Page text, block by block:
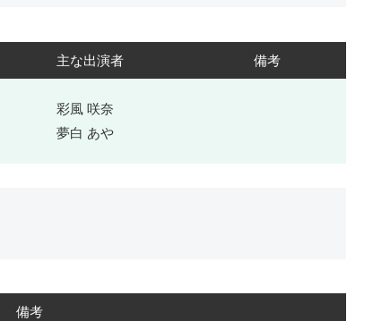
主な出演者 備考
彩風 咲奈
夢白 あや
備考